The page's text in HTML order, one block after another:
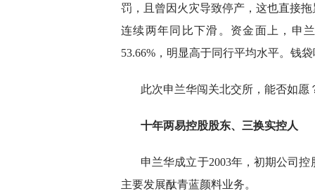
罚，且曾因火灾导致停产，这也直接
连续两年同比下滑。资金面上，申
53.66%，明显高于同行平均水平。钱
此次申兰华闯关北交所，能否如愿
十年两易控股股东、三换实控人
申兰华成立于2003年，初期公司
主要发展酞青蓝颜料业务。